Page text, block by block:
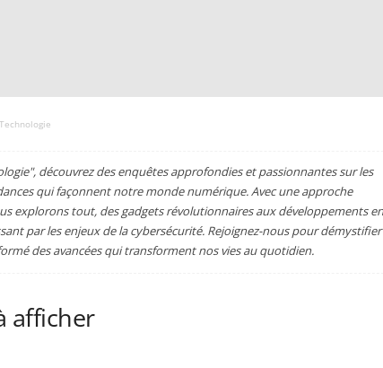
Technologie
découvrez des enquêtes approfondies et passionnantes sur les
qui façonnent notre monde numérique. Avec une approche
explorons tout, des gadgets révolutionnaires aux développements en
par les enjeux de la cybersécurité. Rejoignez-nous pour démystifier
des avancées qui transforment nos vies au quotidien.
afficher